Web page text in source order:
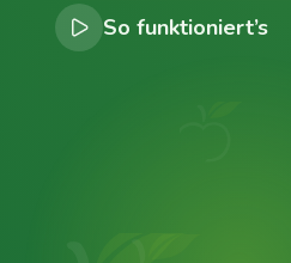
So funktioniert’s